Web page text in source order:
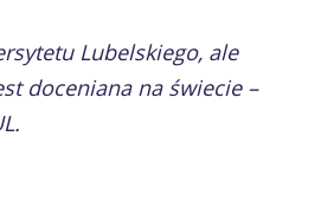
Lubelskiego, ale
doceniana na świecie –